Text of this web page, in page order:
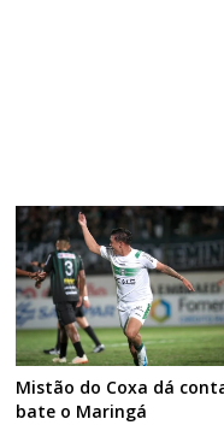
Mistão do Coxa dá
bate o Maringá